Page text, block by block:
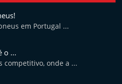
em Portugal ...
o ...
competitivo, onde a ...